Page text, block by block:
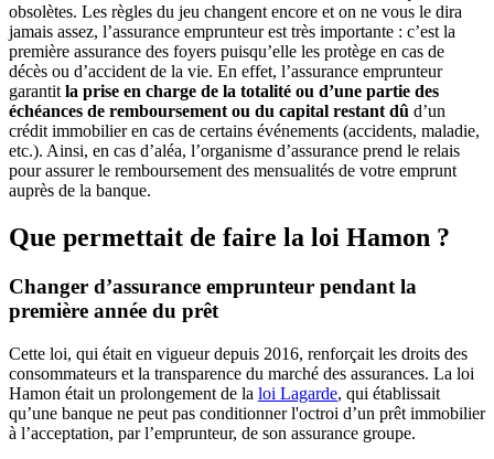
obsolètes. Les règles du jeu changent encore et on ne vous le dira
jamais assez, l’assurance emprunteur est très importante : c’est la
première assurance des foyers puisqu’elle les protège en cas de
décès ou d’accident de la vie. En effet, l’assurance emprunteur
garantit la prise en charge de la totalité ou d’une partie des
échéances de remboursement ou du capital restant dû d’un
crédit immobilier en cas de certains événements (accidents, maladie,
etc.). Ainsi, en cas d’aléa, l’organisme d’assurance prend le relais
pour assurer le remboursement des mensualités de votre emprunt
auprès de la banque.
Que permettait de faire la loi Hamon ?
Changer d’assurance emprunteur pendant la
première année du prêt
Cette loi, qui était en vigueur depuis 2016, renforçait les droits des
consommateurs et la transparence du marché des assurances. La loi
Hamon était un prolongement de la loi Lagarde, qui établissait
qu’une banque ne peut pas conditionner l'octroi d’un prêt immobilier
à l’acceptation, par l’emprunteur, de son assurance groupe.